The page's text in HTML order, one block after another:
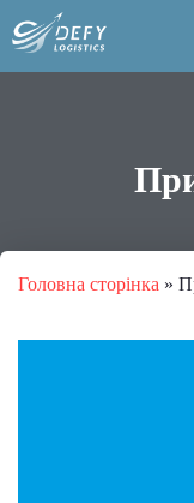
Головна сторінка »